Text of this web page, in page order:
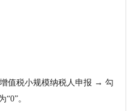
值税小规模纳税人申报 → 勾
。